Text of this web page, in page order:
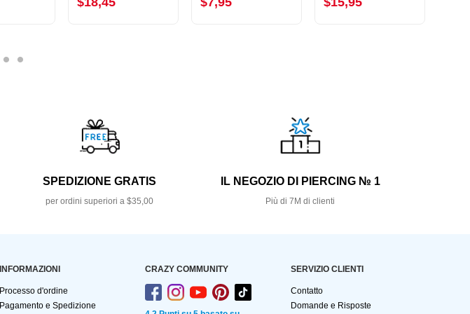
SPEDIZIONE GRATIS
per ordini superiori a $35,00
IL NEGOZIO DI PIERCING № 1
Più di 7M di clienti
INFORMAZIONI
Processo d'ordine
Pagamento e Spedizione
CRAZY COMMUNITY SERVIZIO CLIENTI
Contatto
Domande e Risposte